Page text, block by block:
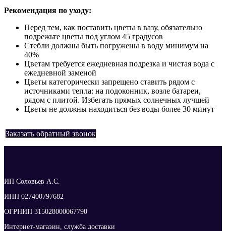
Рекомендация по уходу:
Перед тем, как поставить цветы в вазу, обязательно
подрежьте цветы под углом 45 градусов
Стебли должны быть погружены в воду минимум на
40%
Цветам требуется ежедневная подрезка и чистая вода с
ежедневной заменой
Цветы категорически запрещено ставить рядом с
источниками тепла: на подоконник, возле батареи,
рядом с плитой. Избегать прямых солнечных лучшей
Цветы не должны находиться без воды более 30 минут
Заказать обратный звонок
ИП Соловьев А.С.
ИНН 027400797682
ОГРНИП 315028000067790
Интернет-магазин, служба доставки